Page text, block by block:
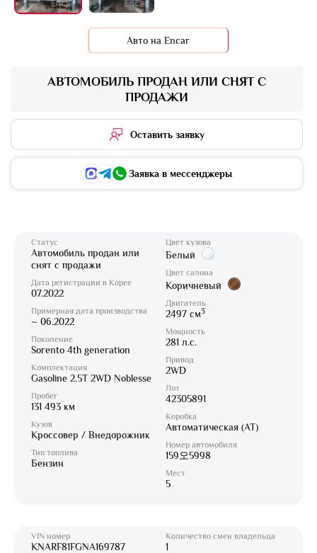
АВТОМОБИЛЬ ПРОДАН ИЛИ СНЯТ С
ПРОДАЖИ
Оставить заявку
Заявка в мессенджеры
Статус
Автомобиль продан или
снят с продажи
Дата регистрации в Корее
07.2022
Примерная дата производства
~ 06.2022
Поколение
Sorento 4th generation
Комплектация
Gasoline 2.5T 2WD Noblesse
Пробег
131 493 км
Кузов
Кроссовер / Внедорожник
Тип топлива
Бензин
Цвет кузова
Белый
Цвет салона
Коричневый
Двигатель
2497 см3
Мощность
281 л.с.
Привод
2WD
Лот
42305891
Коробка
Автоматическая (AT)
Номер автомобиля
159오5998
Мест
5
VIN номер
KNARF81FGNA169787
Количество смен владельца
1
Авто на Encar